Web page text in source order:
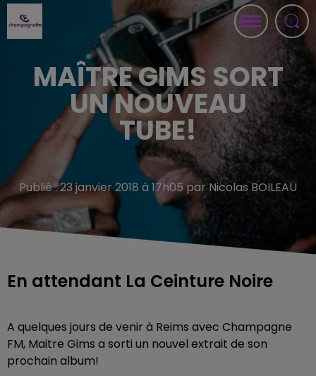
MAÎTRE GIMS SORT
UN NOUVEAU
TUBE!
Publié : 23 janvier 2018 à 17h05 par Nicolas BOILEAU
En attendant La Ceinture Noire
A quelques jours de venir à Reims avec Champagne
FM, Maitre Gims a sorti un nouvel extrait de son
prochain album!